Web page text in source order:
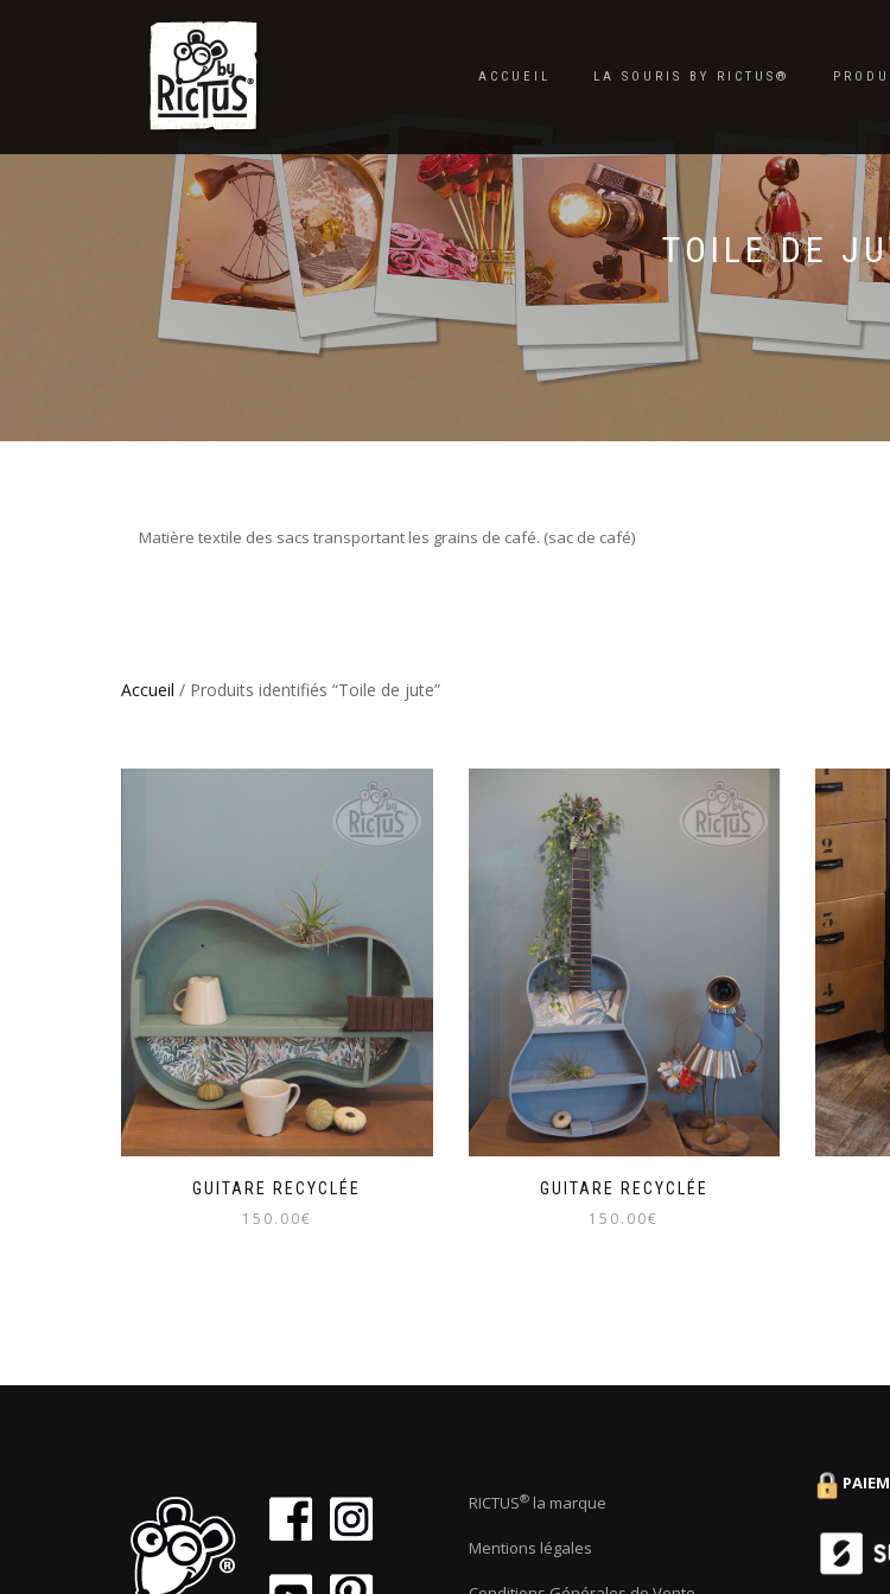
ACCUEIL LA SOURIS BY RICTUS®
TOILE DE
Matière textile des sacs transportant les grains de café. (sac de café)
Accueil / Produits identifiés “Toile de jute”
GUITARE RECYCLÉE
150.00€
GUITARE RECYCLÉE
150.00€
RICTUS®la marque
Mentions légales